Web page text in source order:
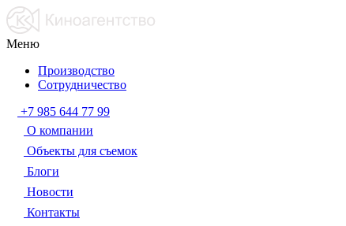
Меню
Производство
Сотрудничество
+7 985 644 77 99
О компании
Объекты для съемок
Блоги
Новости
Контакты